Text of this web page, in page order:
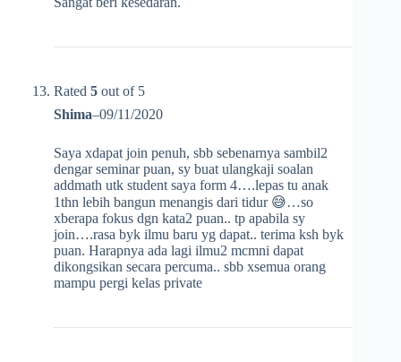
Rated 5 out of 5
Shima–09/11/2020
Saya xdapat join penuh, sbb sebenarnya sambil2
dengar seminar puan, sy buat ulangkaji soalan
addmath utk student saya form 4….lepas tu anak
1thn lebih bangun menangis dari tidur 😅…so
xberapa fokus dgn kata2 puan.. tp apabila sy
join….rasa byk ilmu baru yg dapat.. terima ksh byk
puan. Harapnya ada lagi ilmu2 mcmni dapat
dikongsikan secara percuma.. sbb xsemua orang
mampu pergi kelas private